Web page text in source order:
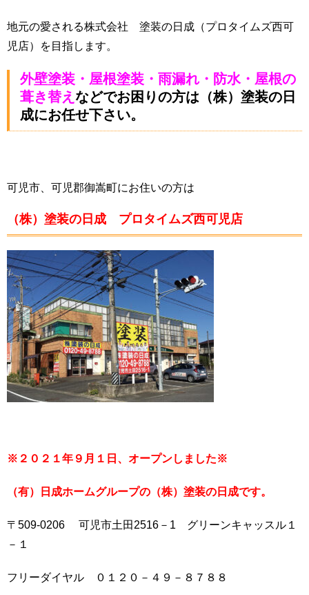
地元の愛される株式会社 塗装の日成（プロタイムズ西可
児店）を目指します。
外壁塗装・屋根塗装・雨漏れ・防水・屋根の
葺き替え などでお困りの方は（株）塗装の日
成にお任せ下さい。
可児市、可児郡御嵩町にお住いの方は
（株）塗装の日成 プロタイムズ西可児店
※２０２１年９月１日、オープンしました※
（有）日成ホームグループの（株）塗装の日成です。
〒509-0206 可児市土田2516－1 グリーンキャッスル１
－１
フリーダイヤル ０１２０－４９－８７８８